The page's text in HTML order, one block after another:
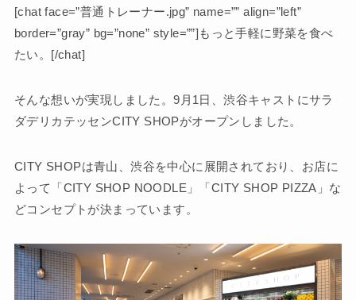
[chat face=”普通トレーナー.jpg” name=”” align=”left”
border=”gray” bg=”none” style=””]もっと手軽に野菜を食べ
たい。[/chat]
そんな想いが実現しました。9月1日、渋谷キャストにサラ
ダデリカテッセンCITY SHOPがオープンしました。
CITY SHOPは青山、渋谷を中心に展開されており、お店に
よって「CITY SHOP NOODLE」「CITY SHOP PIZZA」な
どコンセプトが決まっています。